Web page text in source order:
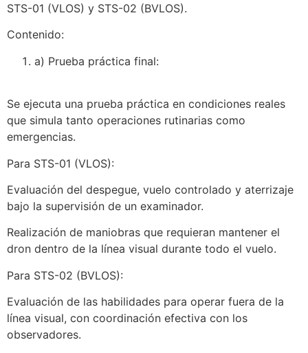
STS-01 (VLOS) y STS-02 (BVLOS).
Contenido:
a) Prueba práctica final:
Se ejecuta una prueba práctica en condiciones reales
que simula tanto operaciones rutinarias como
emergencias.
Para STS-01 (VLOS):
Evaluación del despegue, vuelo controlado y aterrizaje
bajo la supervisión de un examinador.
Realización de maniobras que requieran mantener el
dron dentro de la línea visual durante todo el vuelo.
Para STS-02 (BVLOS):
Evaluación de las habilidades para operar fuera de la
línea visual, con coordinación efectiva con los
observadores.